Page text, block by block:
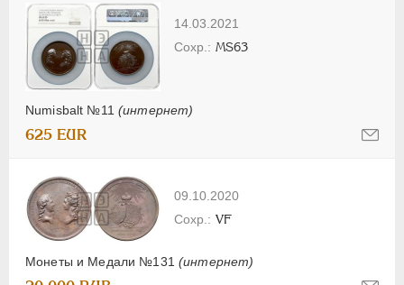
14.03.2021
Numisbalt №11 (интернет)
MS63
625 EUR
09.10.2020
Монеты и Медали №131 (интернет)
VF